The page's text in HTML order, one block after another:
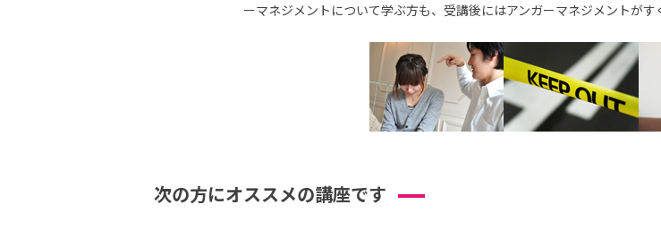
ーマネジメントについて学ぶ方も、受講後にはアンガーマネジメントがす
次の方にオススメの講座です